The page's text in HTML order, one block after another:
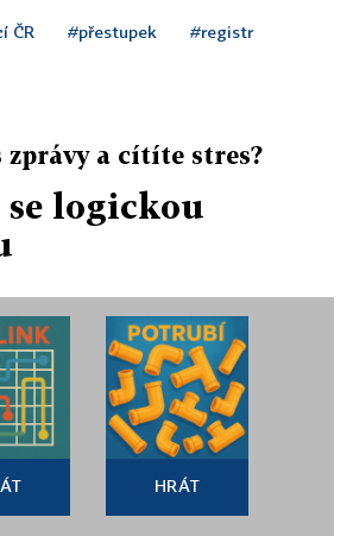
ČR #přestupek #registr
zprávy a cítíte stres?
se logickou
HRÁT